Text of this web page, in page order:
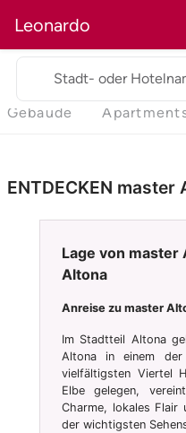
Leonardo
Stadt- oder
Gebäude
ENTDECKEN master
Lage von master
Altona
Anreise zu master
Im Stadtteil Altona
Altona in einem der
vielfältigsten Viertel
Elbe gelegen,
Charme, lokales Flair
der wichtigsten